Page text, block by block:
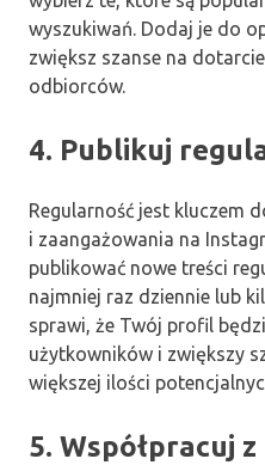
wyszukiwań. Dodaj je do
zwiększ szanse na
odbiorców.
4. Publikuj
Regularność jest kluczem
i zaangażowania na
publikować nowe treści
najmniej raz dziennie lub
sprawi, że Twój profil
użytkowników i zwiększy
większej ilości
5. Współpracuj